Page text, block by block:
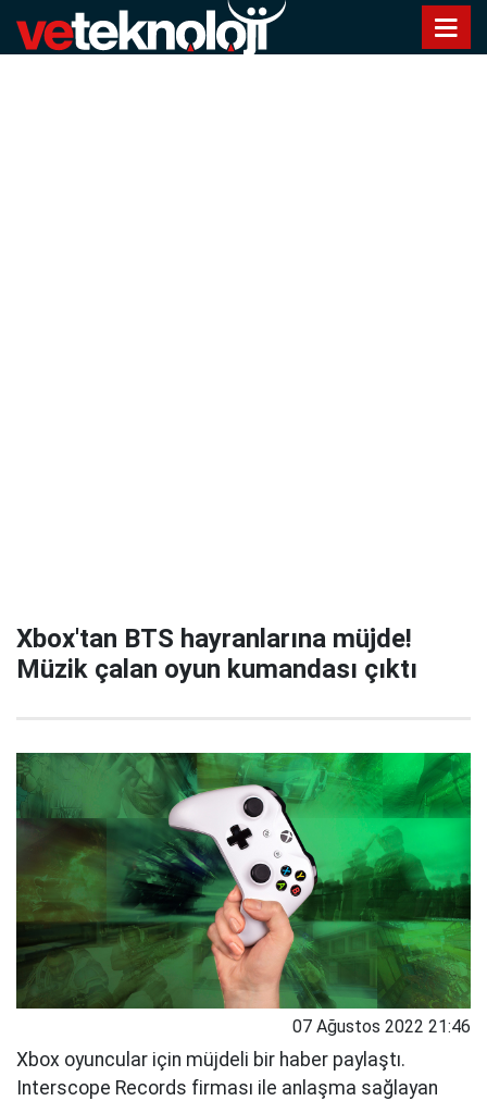
Xbox'tan BTS hayranlarına müjde!
Müzik çalan oyun kumandası çıktı
07 Ağustos 2022 21:46
Xbox oyuncular için müjdeli bir haber paylaştı.
Interscope Records firması ile anlaşma sağlayan